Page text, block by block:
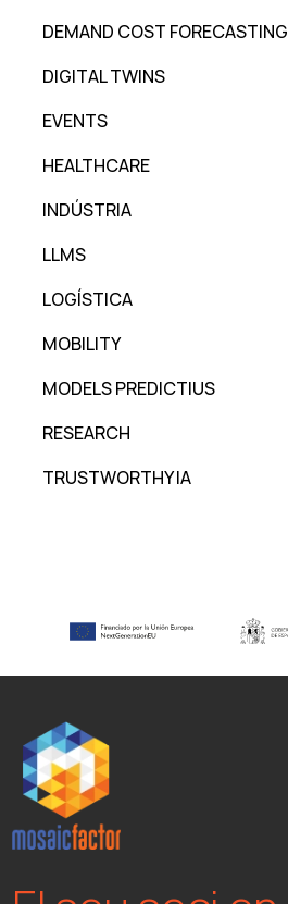
DEMAND COST FORECASTING
DIGITAL TWINS
EVENTS
HEALTHCARE
INDÚSTRIA
LLMS
LOGÍSTICA
MOBILITY
MODELS PREDICTIUS
RESEARCH
TRUSTWORTHY IA